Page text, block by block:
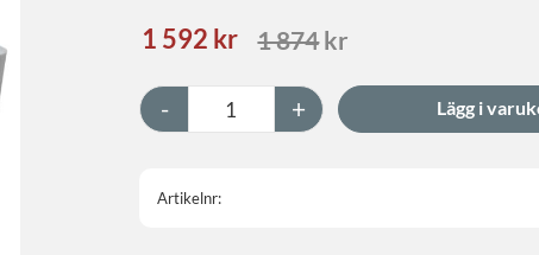
Nedsatt pris:
1 592 kr Ordinarie pris:
1 874kr
+
-
Artikelnr